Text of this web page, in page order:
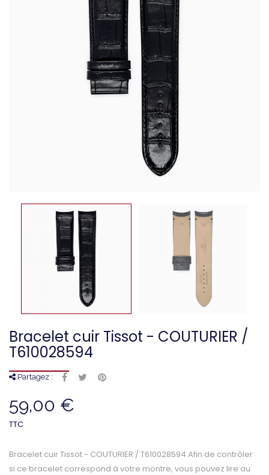
Bracelet cuir Tissot - COUTURIER /
T610028594
Partagez :
59,00 €
TTC
Bracelet cuir Tissot - COUTURIER / T610028594 Afin de contrôler
si ce bracelet correspond à votre montre, vous pouvez lire au